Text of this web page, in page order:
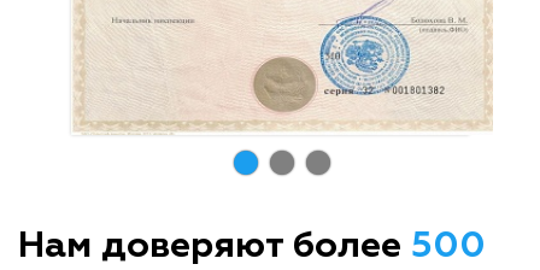
Нам доверяют более 500